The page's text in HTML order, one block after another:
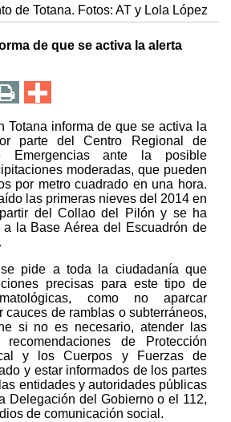
de Totana. Fotos: AT y Lola López
de que se activa la alerta
Totana informa de que se activa la
parte del Centro Regional de
Emergencias ante la posible
moderadas, que pueden
por metro cuadrado en una hora.
las primeras nieves del 2014 en
del Collao del Pilón y se ha
la Base Aérea del Escuadrón de
pide a toda la ciudadanía que
precisas para este tipo de
como no aparcar
cauces de ramblas o subterráneos,
si no es necesario, atender las
de Protección
y los Cuerpos y Fuerzas de
y estar informados de los partes
entidades y autoridades públicas
Delegación del Gobierno o el 112,
de comunicación social.